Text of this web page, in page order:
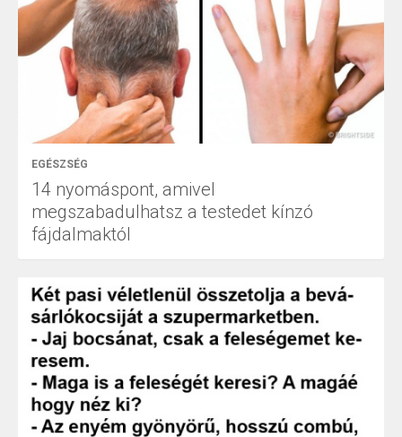
EGÉSZSÉG
14 nyomáspont, amivel
megszabadulhatsz a testedet kínzó
fájdalmaktól